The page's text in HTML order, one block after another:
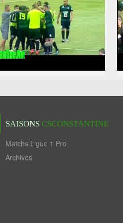
SAISONS CSCONSTANTINE
Matchs Ligue 1 Pro
Archives